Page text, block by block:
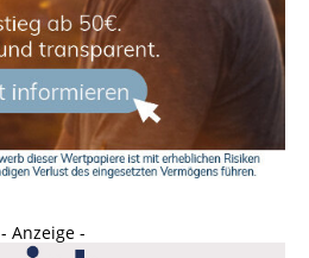
- Anzeige -